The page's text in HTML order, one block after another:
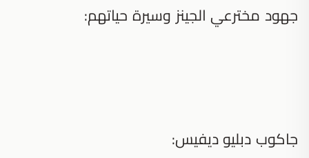
جهود مخترعي الجينز وسيرة حياتهم:
جاكوب دبليو ديفيس: